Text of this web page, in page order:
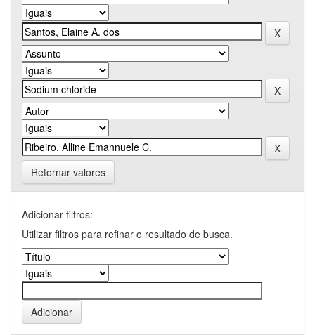
Retornar valores
Adicionar filtros:
Utilizar filtros para refinar o resultado de busca.